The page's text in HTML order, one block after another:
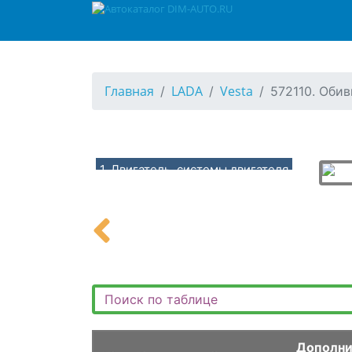
Главная LADA Vesta 572110.
1. Двигатель, системы двигателя
101110. Опоры, кронштейны подвески двигателя (H4M)
101210. Опоры, кронштейны подвески двигателя (P4M,P4P-BVM5)